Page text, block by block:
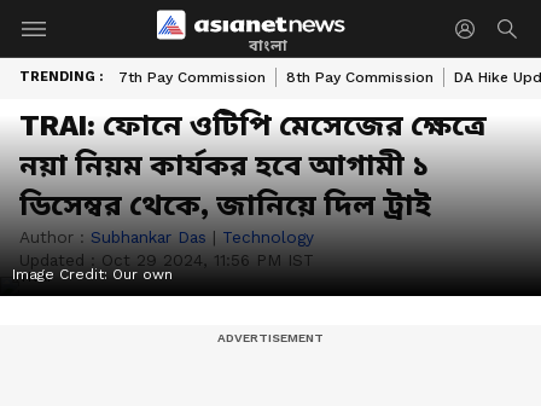
বাংলা
TRENDING : 7th Pay Commission 8th Pay Commission DA Hike
TRAI: ফোনে ওটিপি মেসেজের ক্ষেত্রে
নয়া নিয়ম কার্যকর হবে আগামী ১
ডিসেম্বর থেকে, জানিয়ে দিল ট্রাই
Author : Subhankar Das | Technology
Updated : Oct 29 2024, 11:56 PM IST
Image Credit: Our own